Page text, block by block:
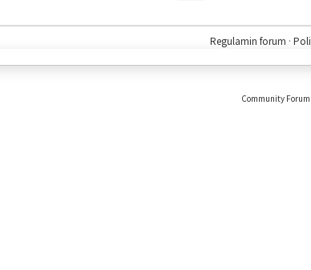
Regulamin forum ·
Community